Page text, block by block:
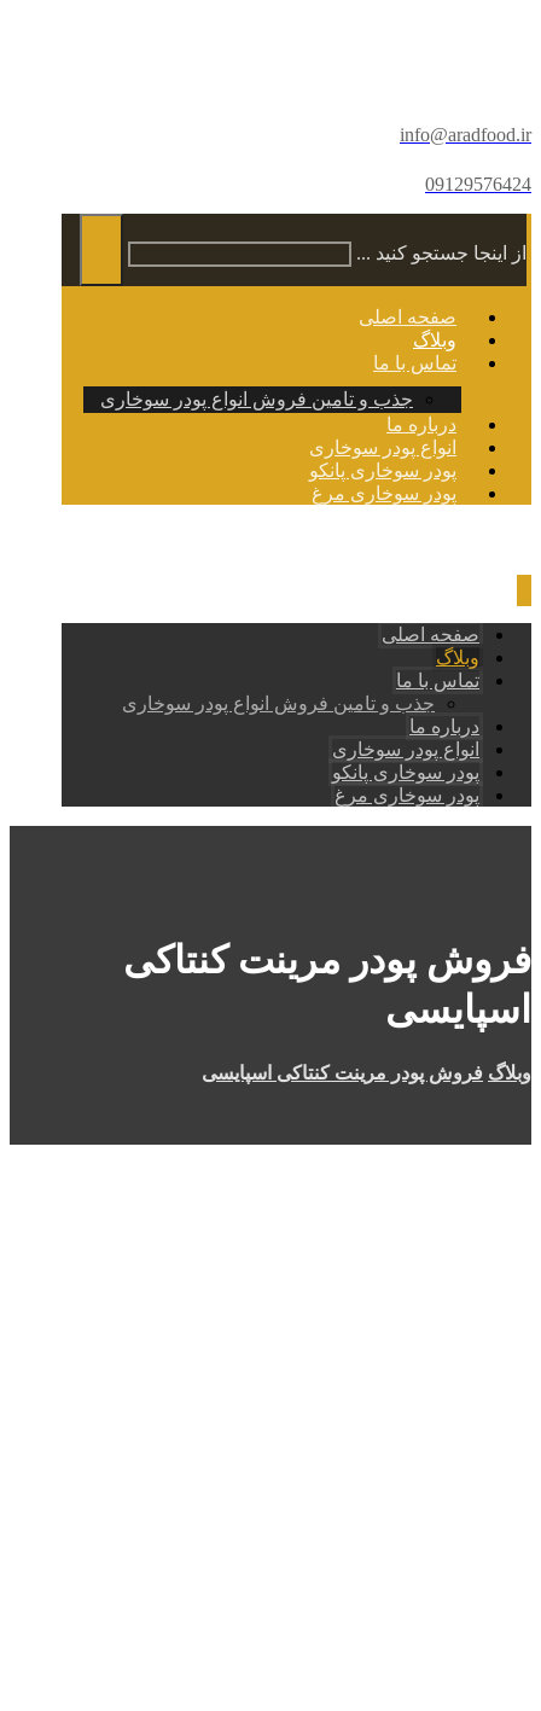
info@aradfood.ir
09129576424
از اینجا جستجو کنید ...
صفحه اصلی
وبلاگ
تماس با ما
جذب و تامین فروش انواع پودر سوخاری
درباره ما
انواع پودر سوخاری
پودر سوخاری پانکو
پودر سوخاری مرغ
صفحه اصلی
وبلاگ
تماس با ما
جذب و تامین فروش انواع پودر سوخاری
درباره ما
انواع پودر سوخاری
پودر سوخاری پانکو
پودر سوخاری مرغ
فروش پودر مرینت کنتاکی
اسپایسی
وبلاگ فروش پودر مرینت کنتاکی اسپایسی